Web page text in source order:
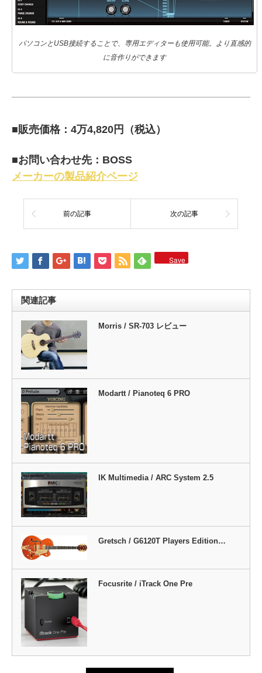
パソコンとUSB接続することで、専用エディターも使用可能。より直感的
に音作りができます
■販売価格：4万4,820円（税込）
■お問い合わせ先：BOSS
メーカーの製品紹介ページ
前の記事 次の記事
Save
関連記事
Morris / SR-703 レビュー
Modartt / Pianoteq 6 PRO
IK Multimedia / ARC System 2.5
Gretsch / G6120T Players Edition…
Focusrite / iTrack One Pre